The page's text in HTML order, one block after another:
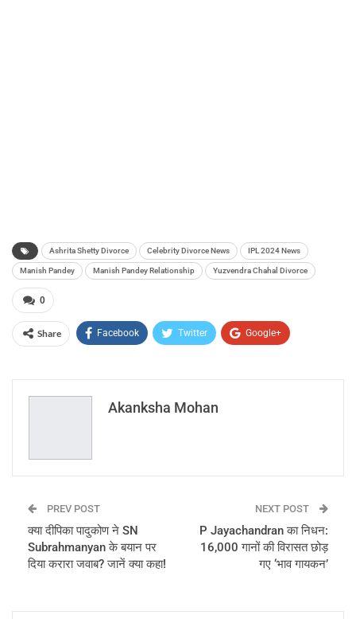
Ashrita Shetty Divorce Celebrity Divorce News IPL 2024 News
Manish Pandey Manish Pandey Relationship Yuzvendra Chahal Divorce
0
Share Facebook Twitter Google+
Email
Akanksha Mohan
PREV POST
क्या दीपिका पादुकोण ने SN
Subrahmanyan के बयान पर
दिया करारा जवाब? जानें क्या कहा!
NEXT POST
P Jayachandran का निधन:
16,000 गानों की विरासत छोड़
गए ‘भाव गायकन’